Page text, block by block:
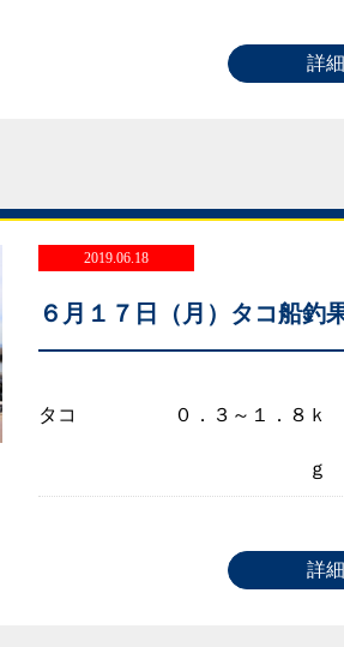
詳
2019.06.18
６月１７日（月）タコ船釣
タコ ０．３～１．８ｋ
ｇ
詳